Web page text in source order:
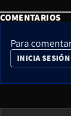
COMENTARIOS
Para
INICIA SESIÓN